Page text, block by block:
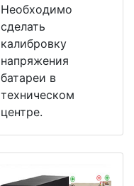
Необходимо
сделать
калибровку
напряжения
батареи в
техническом
центре.